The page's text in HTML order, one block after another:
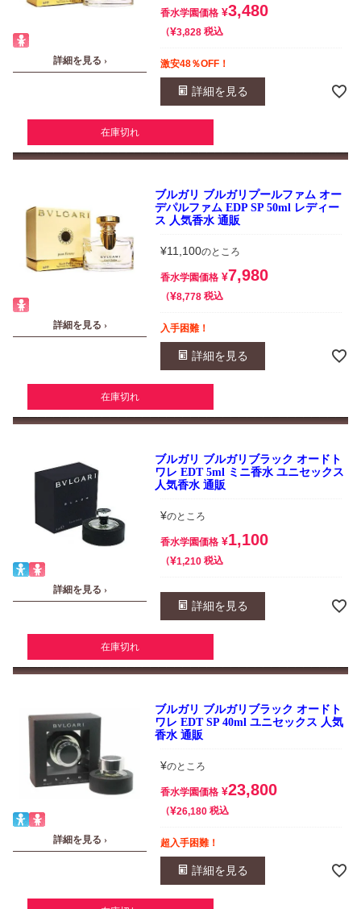
詳細を見る ›
香水学園価格 ¥3,480
¥3,828 税込
激安48％OFF！
詳細を見る
在庫切れ
詳細を見る ›
ブルガリ ブルガリプールファム オー
デパルファム EDP SP 50ml レディー
ス 人気香水 通販
¥11,100のところ
香水学園価格 ¥7,980
¥8,778 税込
入手困難！
詳細を見る
在庫切れ
詳細を見る ›
ブルガリ ブルガリブラック オードト
ワレ EDT 5ml ミニ香水 ユニセックス
人気香水 通販
¥のところ
香水学園価格 ¥1,100
¥1,210 税込
詳細を見る
在庫切れ
詳細を見る ›
ブルガリ ブルガリブラック オードト
ワレ EDT SP 40ml ユニセックス 人気
香水 通販
¥のところ
香水学園価格 ¥23,800
¥26,180 税込
超入手困難！
詳細を見る